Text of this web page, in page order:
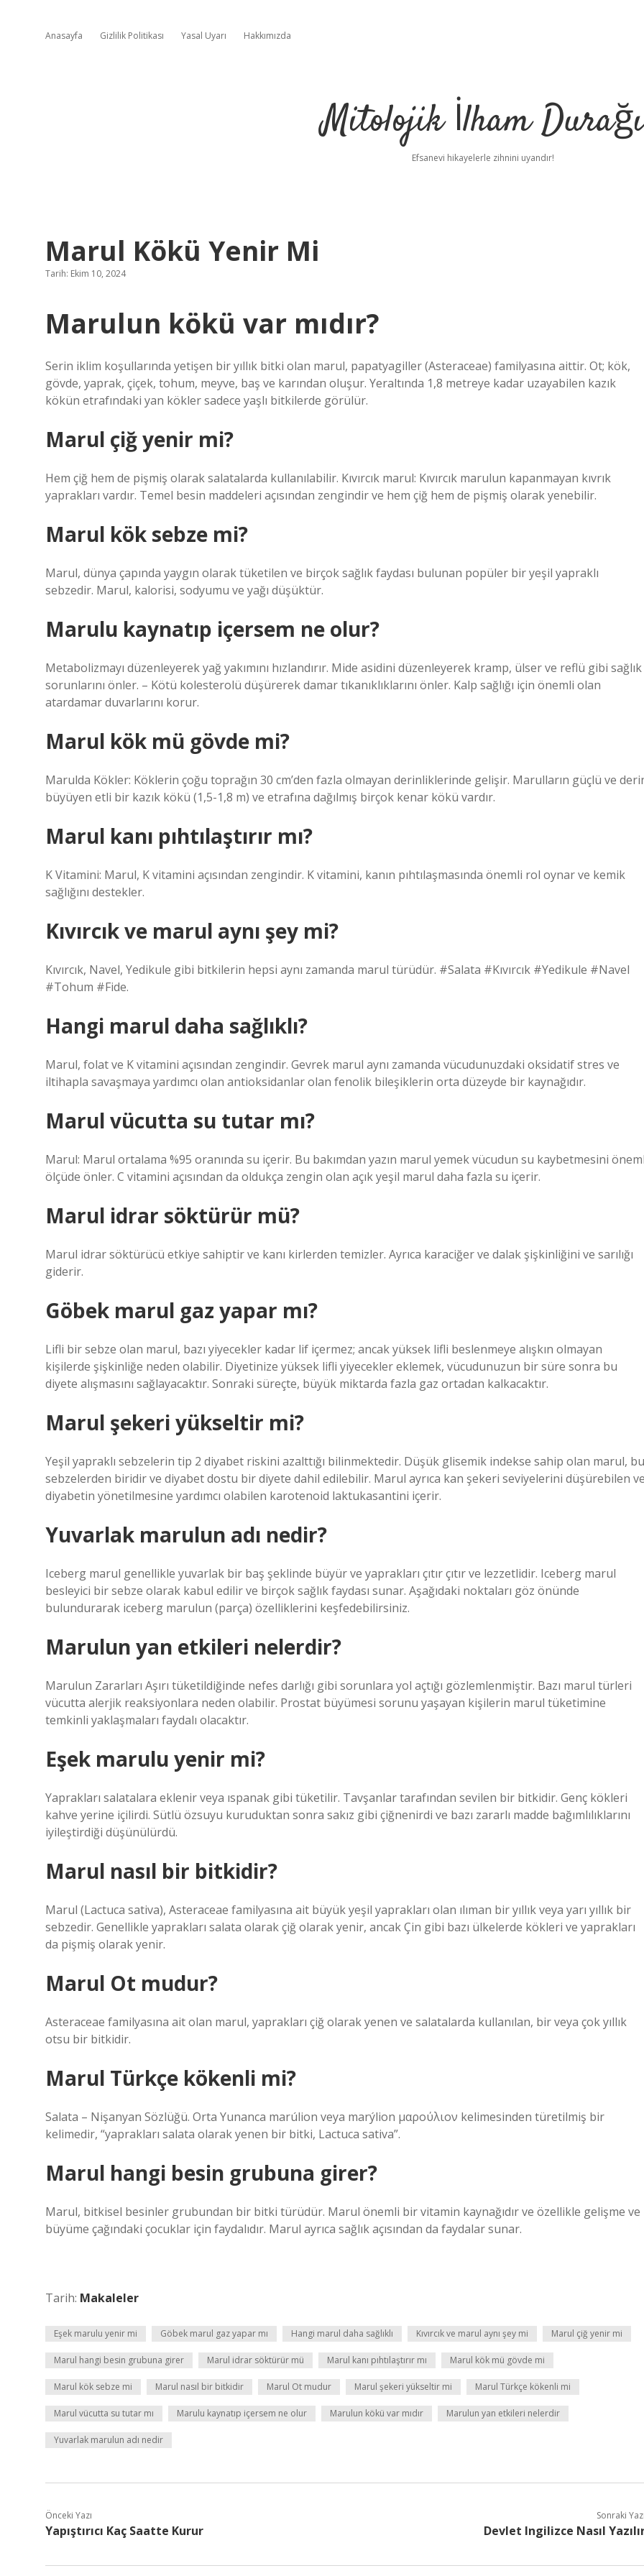
Anasayfa Gizlilik Politikası Yasal Uyarı Hakkımızda
Mitolojik İlham Durağı
Efsanevi hikayelerle zihnini uyandır!
Marul Kökü Yenir Mi
Tarih: Ekim 10, 2024
Marulun kökü var mıdır?
Serin iklim koşullarında yetişen bir yıllık bitki olan marul, papatyagiller (Asteraceae) familyasına aittir. Ot; kök,
gövde, yaprak, çiçek, tohum, meyve, baş ve karından oluşur. Yeraltında 1,8 metreye kadar uzayabilen kazık
kökün etrafındaki yan kökler sadece yaşlı bitkilerde görülür.
Marul çiğ yenir mi?
Hem çiğ hem de pişmiş olarak salatalarda kullanılabilir. Kıvırcık marul: Kıvırcık marulun kapanmayan kıvrık
yaprakları vardır. Temel besin maddeleri açısından zengindir ve hem çiğ hem de pişmiş olarak yenebilir.
Marul kök sebze mi?
Marul, dünya çapında yaygın olarak tüketilen ve birçok sağlık faydası bulunan popüler bir yeşil yapraklı
sebzedir. Marul, kalorisi, sodyumu ve yağı düşüktür.
Marulu kaynatıp içersem ne olur?
Metabolizmayı düzenleyerek yağ yakımını hızlandırır. Mide asidini düzenleyerek kramp, ülser ve reflü gibi sağlık
sorunlarını önler. – Kötü kolesterolü düşürerek damar tıkanıklıklarını önler. Kalp sağlığı için önemli olan
atardamar duvarlarını korur.
Marul kök mü gövde mi?
Marulda Kökler: Köklerin çoğu toprağın 30 cm’den fazla olmayan derinliklerinde gelişir. Marulların güçlü ve
büyüyen etli bir kazık kökü (1,5-1,8 m) ve etrafına dağılmış birçok kenar kökü vardır.
Marul kanı pıhtılaştırır mı?
K Vitamini: Marul, K vitamini açısından zengindir. K vitamini, kanın pıhtılaşmasında önemli rol oynar ve kemik
sağlığını destekler.
Kıvırcık ve marul aynı şey mi?
Kıvırcık, Navel, Yedikule gibi bitkilerin hepsi aynı zamanda marul türüdür. #Salata #Kıvırcık #Yedikule #Navel
#Tohum #Fide.
Hangi marul daha sağlıklı?
Marul, folat ve K vitamini açısından zengindir. Gevrek marul aynı zamanda vücudunuzdaki oksidatif stres ve
iltihapla savaşmaya yardımcı olan antioksidanlar olan fenolik bileşiklerin orta düzeyde bir kaynağıdır.
Marul vücutta su tutar mı?
Marul: Marul ortalama %95 oranında su içerir. Bu bakımdan yazın marul yemek vücudun su kaybetmesini
ölçüde önler. C vitamini açısından da oldukça zengin olan açık yeşil marul daha fazla su içerir.
Marul idrar söktürür mü?
Marul idrar söktürücü etkiye sahiptir ve kanı kirlerden temizler. Ayrıca karaciğer ve dalak şişkinliğini ve sarılığı
giderir.
Göbek marul gaz yapar mı?
Lifli bir sebze olan marul, bazı yiyecekler kadar lif içermez; ancak yüksek lifli beslenmeye alışkın olmayan
kişilerde şişkinliğe neden olabilir. Diyetinize yüksek lifli yiyecekler eklemek, vücudunuzun bir süre sonra bu
diyete alışmasını sağlayacaktır. Sonraki süreçte, büyük miktarda fazla gaz ortadan kalkacaktır.
Marul şekeri yükseltir mi?
Yeşil yapraklı sebzelerin tip 2 diyabet riskini azalttığı bilinmektedir. Düşük glisemik indekse sahip olan marul, bu
sebzelerden biridir ve diyabet dostu bir diyete dahil edilebilir. Marul ayrıca kan şekeri seviyelerini düşürebilen
diyabetin yönetilmesine yardımcı olabilen karotenoid laktukasantini içerir.
Yuvarlak marulun adı nedir?
Iceberg marul genellikle yuvarlak bir baş şeklinde büyür ve yaprakları çıtır çıtır ve lezzetlidir. Iceberg marul
besleyici bir sebze olarak kabul edilir ve birçok sağlık faydası sunar. Aşağıdaki noktaları göz önünde
bulundurarak iceberg marulun (parça) özelliklerini keşfedebilirsiniz.
Marulun yan etkileri nelerdir?
Marulun Zararları Aşırı tüketildiğinde nefes darlığı gibi sorunlara yol açtığı gözlemlenmiştir. Bazı marul türleri
vücutta alerjik reaksiyonlara neden olabilir. Prostat büyümesi sorunu yaşayan kişilerin marul tüketimine
temkinli yaklaşmaları faydalı olacaktır.
Eşek marulu yenir mi?
Yaprakları salatalara eklenir veya ıspanak gibi tüketilir. Tavşanlar tarafından sevilen bir bitkidir. Genç kökleri
kahve yerine içilirdi. Sütlü özsuyu kuruduktan sonra sakız gibi çiğnenirdi ve bazı zararlı madde bağımlılıklarını
iyileştirdiği düşünülürdü.
Marul nasıl bir bitkidir?
Marul (Lactuca sativa), Asteraceae familyasına ait büyük yeşil yaprakları olan ılıman bir yıllık veya yarı yıllık bir
sebzedir. Genellikle yaprakları salata olarak çiğ olarak yenir, ancak Çin gibi bazı ülkelerde kökleri ve yaprakları
da pişmiş olarak yenir.
Marul Ot mudur?
Asteraceae familyasına ait olan marul, yaprakları çiğ olarak yenen ve salatalarda kullanılan, bir veya çok yıllık
otsu bir bitkidir.
Marul Türkçe kökenli mi?
Salata – Nişanyan Sözlüğü. Orta Yunanca marúlion veya marýlion μαρούλιον kelimesinden türetilmiş bir
kelimedir, “yaprakları salata olarak yenen bir bitki, Lactuca sativa”.
Marul hangi besin grubuna girer?
Marul, bitkisel besinler grubundan bir bitki türüdür. Marul önemli bir vitamin kaynağıdır ve özellikle gelişme ve
büyüme çağındaki çocuklar için faydalıdır. Marul ayrıca sağlık açısından da faydalar sunar.
Tarih: Makaleler
Eşek marulu yenir mi Göbek marul gaz yapar mı Hangi marul daha sağlıklı Kıvırcık ve marul aynı şey mi Marul çiğ yenir mi
Marul hangi besin grubuna girer Marul idrar söktürür mü Marul kanı pıhtılaştırır mı Marul kök mü gövde mi
Marul kök sebze mi Marul nasıl bir bitkidir Marul Ot mudur Marul şekeri yükseltir mi Marul Türkçe kökenli mi
Marul vücutta su tutar mı Marulu kaynatıp içersem ne olur Marulun kökü var mıdır Marulun yan etkileri nelerdir
Yuvarlak marulun adı nedir
Önceki Yazı
Yapıştırıcı Kaç Saatte Kurur
Sonraki
Devlet Ingilizce Nasıl